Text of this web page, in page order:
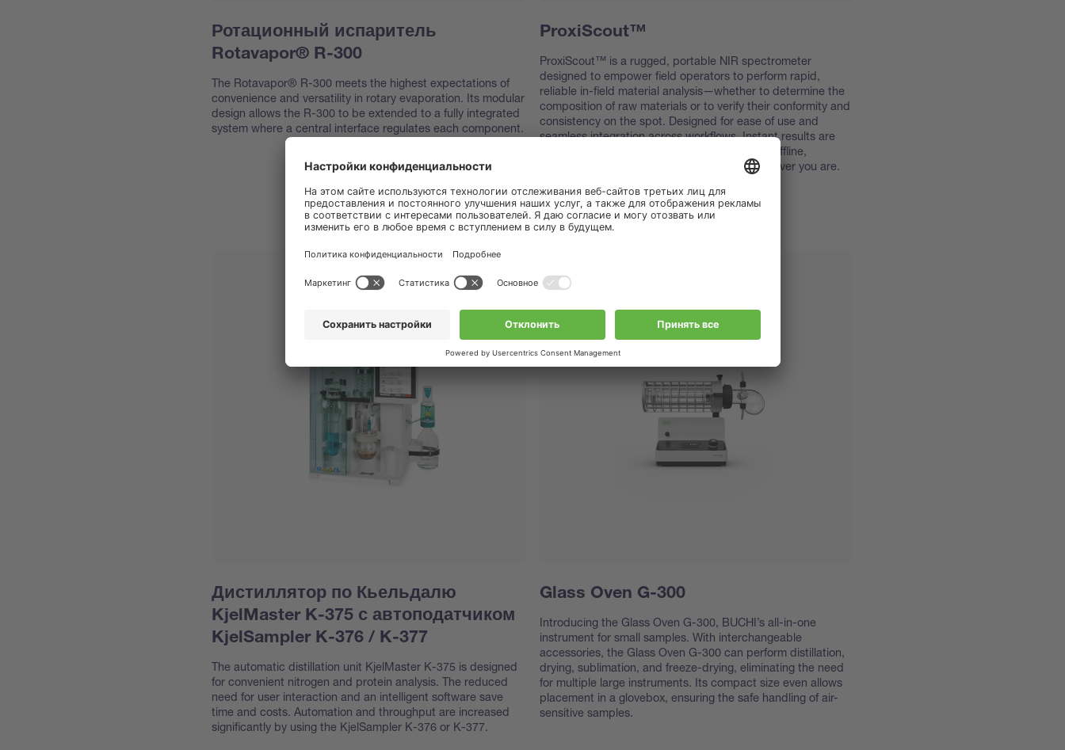
Ротационный испаритель
Rotavapor® R-300
The Rotavapor® R-300 meets the highest expectations of
convenience and versatility in rotary evaporation. Its modular
design allows the R-300 to be extended to a fully integrated
system where a central interface regulates each component.
ProxiScout™
ProxiScout™ is a rugged, portable NIR spectrometer
designed to empower field operators to perform rapid,
reliable in-field material analysis—whether to determine the
composition of raw materials or to verify their conformity and
consistency on the spot. Designed for ease of use and
seamless integration across workflows, Instant results are
available through the mobile app, even when offline,
empowering you with lab-grade insights wherever you are.
Дистиллятор по Кьельдалю
KjelMaster K-375 с автоподатчиком
KjelSampler K-376 / K-377
The automatic distillation unit KjelMaster K-375 is designed
for convenient nitrogen and protein analysis. The reduced
need for user interaction and an intelligent software save
time and costs. Automation and throughput are increased
significantly by using the KjelSampler K-376 or K-377.
Glass Oven G-300
Introducing the Glass Oven G-300, BUCHI’s all-in-one
instrument for small samples. With interchangeable
accessories, the Glass Oven G-300 can perform distillation,
drying, sublimation, and freeze-drying, eliminating the need
for multiple large instruments. Its compact size even allows
placement in a glovebox, ensuring the safe handling of air-
sensitive samples.